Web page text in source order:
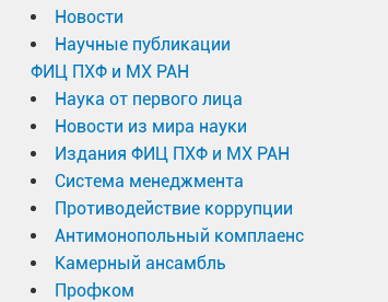
Новости
Научные публикации
ФИЦ ПХФ и МХ РАН
Наука от первого лица
Новости из мира науки
Издания ФИЦ ПХФ и МХ РАН
Система менеджмента
Противодействие коррупции
Антимонопольный комплаенс
Камерный ансамбль
Профком